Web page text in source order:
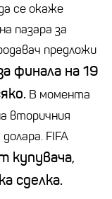
се окаже
пазара за
предложи
финала на 19
В момента
вторичния
FIFA
купувача,
сделка.